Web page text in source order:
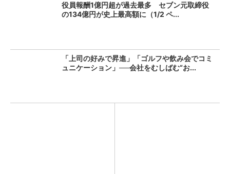
役員報酬1億円超が過去最多 セブン元取締役
の134億円が史上最高額に（1/2 ペ...
「上司の好みで昇進」「ゴルフや飲み会でコミ
ュニケーション」──会社をむしばむ“お...